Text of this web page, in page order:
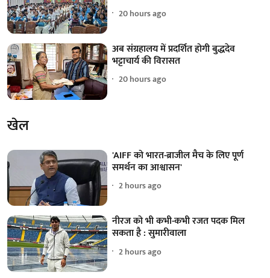
20 hours ago
अब संग्रहालय में प्रदर्शित होगी बुद्धदेव
भट्टाचार्य की विरासत
20 hours ago
खेल
'AIFF को भारत-ब्राजील मैच के लिए पूर्ण
समर्थन का आश्वासन'
2 hours ago
नीरज को भी कभी-कभी रजत पदक मिल
सकता है : सुमारीवाला
2 hours ago